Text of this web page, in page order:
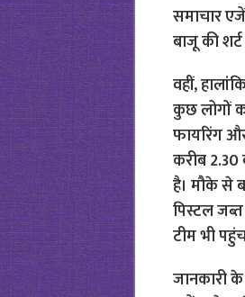
समाचार
बाजू की
वहीं,
कुछ लोगों
फायरिंग
करीब
है। मौके से
पिस्टल
टीम भी
जानकारी